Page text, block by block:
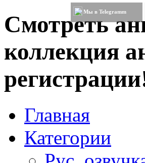
Смотреть
коллекция
Мы в Telegramm
Главная
Категории